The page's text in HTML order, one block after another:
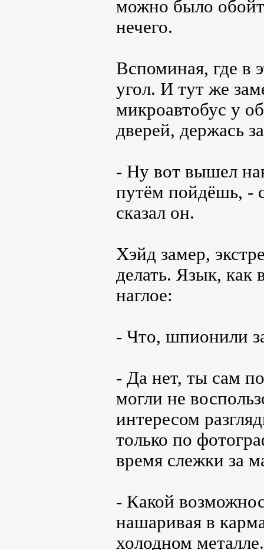
можно было
нечего.
Вспоминая, где в
угол. И тут же
микроавтобус у
дверей, держась
- Ну вот вышел
путём пойдёшь, -
сказал он.
Хэйд замер,
делать. Язык, как
наглое:
- Что, шпионили
- Да нет, ты сам
могли не
интересом
только по
время слежки за
- Какой
нашаривая в
холодном